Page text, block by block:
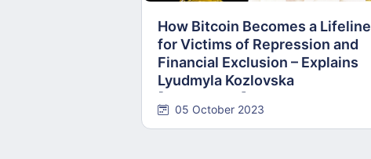
How Bitcoin Becomes a Lifeline
for Victims of Repression and
Financial Exclusion – Explains
Lyudmyla Kozlovska
05 October 2023